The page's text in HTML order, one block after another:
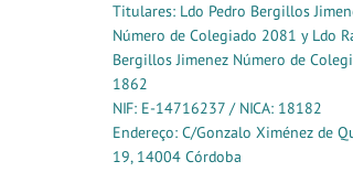
Titulares: Ldo Pedro Bergillos
Número de Colegiado 2081 y Ldo
Bergillos Jimenez Número de
1862
NIF: E-14716237 / NICA: 18182
Endereço: C/Gonzalo Ximénez de
19, 14004 Córdoba